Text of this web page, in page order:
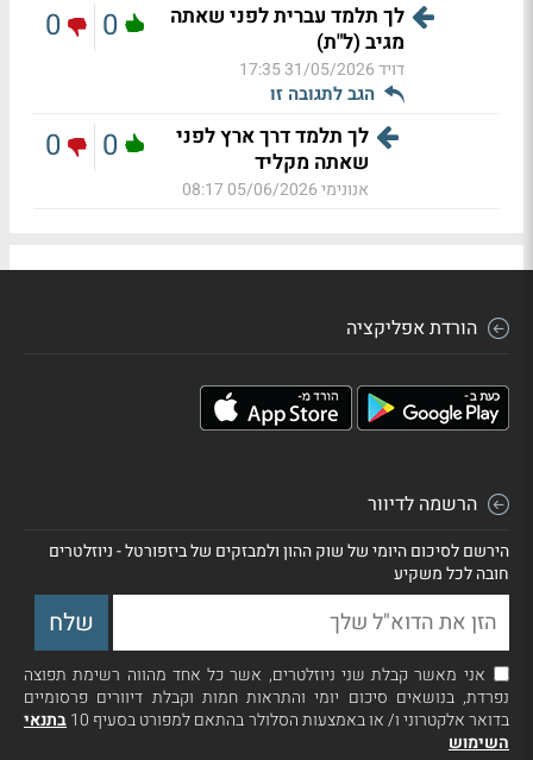
לך תלמד עברית לפני שאתה
מגיב (ל"ת)
דויד31/05/2026 17:35
הגב לתגובה זו
0
0
לך תלמד דרך ארץ לפני
שאתה מקליד
אנונימי05/06/2026 08:17
0
0
הורדת אפליקציה
הרשמה לדיוור
הירשם לסיכום היומי של שוק ההון ולמבזקים של ביזפורטל - ניוזלטרים
חובה לכל משקיע
אני מאשר קבלת שני ניוזלטרים, אשר כל אחד מהווה רשימת תפוצה
נפרדת, בנושאים סיכום יומי והתראות חמות וקבלת דיוורים פרסומיים
בדואר אלקטרוני ו/ או באמצעות הסלולר בהתאם למפורט בסעיף 10
בתנאי
השימוש